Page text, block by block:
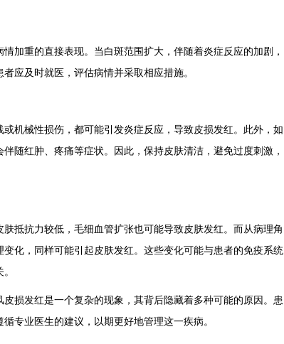
重的直接表现。当白斑范围扩大，伴随着炎症反应的加剧，
应及时就医，评估病情并采取相应措施。
械性损伤，都可能引发炎症反应，导致皮损发红。此外，如
随红肿、疼痛等症状。因此，保持皮肤清洁，避免过度刺激，
抗力较低，毛细血管扩张也可能导致皮肤发红。而从病理角
化，同样可能引起皮肤发红。这些变化可能与患者的免疫系统
发红是一个复杂的现象，其背后隐藏着多种可能的原因。患
专业医生的建议，以期更好地管理这一疾病。